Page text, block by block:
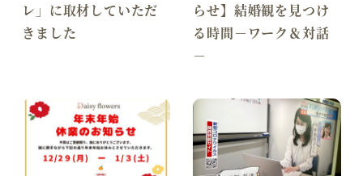
レ」に取材していただ
きました
らせ】結婚観を見つけ
る時間－ワーク＆対話
－